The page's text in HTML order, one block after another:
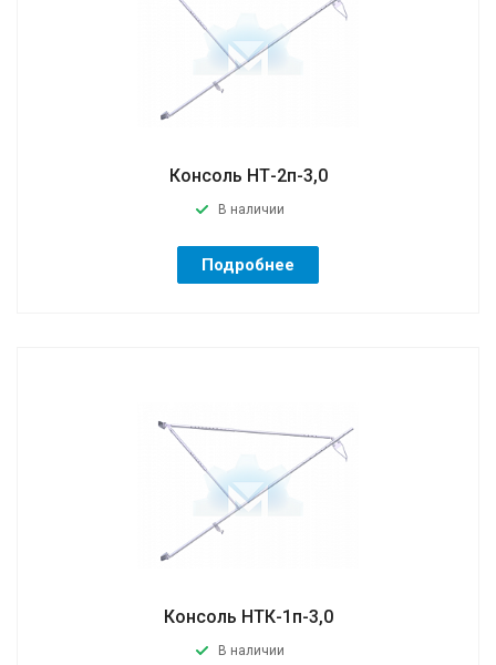
Консоль НТ-2п-3,0
В наличии
Подробнее
Консоль НТК-1п-3,0
В наличии